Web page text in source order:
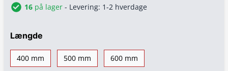
16 på lager - Levering: 1-2 hverdage
Længde
400 mm 500 mm 600 mm